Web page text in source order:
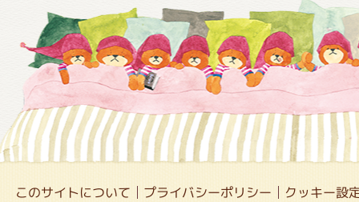
このサイトについて プライバシーポリシー クッキー設